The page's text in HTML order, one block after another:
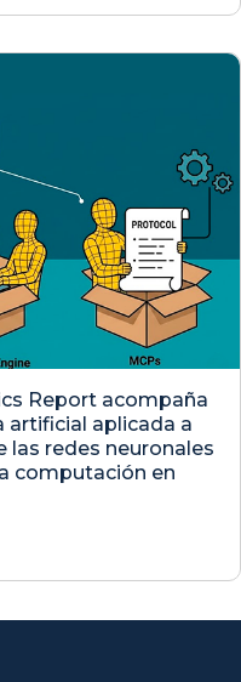
Report acompaña
artificial aplicada a
redes neuronales
computación en